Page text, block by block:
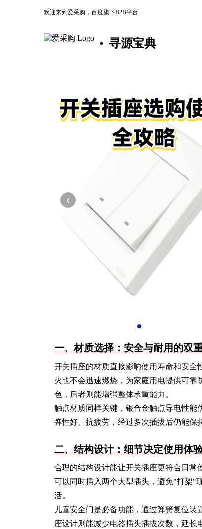
欢迎来到爱采购，百度旗下B2B平台
寻源宝典
‹
一、材质选择：安全与耐用的双
开关插座的材质直接影响使用寿命和安全
火也不会迅速燃烧，为家庭用电提供可靠
色，后者则能增强整体承重能力。
触点材质同样关键，银合金触点导电性能
弹性好、抗疲劳，经过多次插拔后仍能保
二、结构设计：细节决定使用体
合理的结构设计能让开关插座更符合日常
可以同时插入两个大型插头，避免"打架"
活。
儿童安全门是必备功能，通过弹簧复位
座设计则能减少电器插头插拔次数，延长